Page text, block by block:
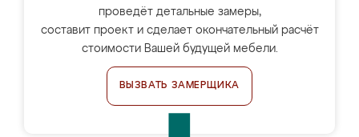
проведёт детальные замеры,
составит проект и сделает окончательный расчёт
стоимости Вашей будущей мебели.
ВЫЗВАТЬ ЗАМЕРЩИКА